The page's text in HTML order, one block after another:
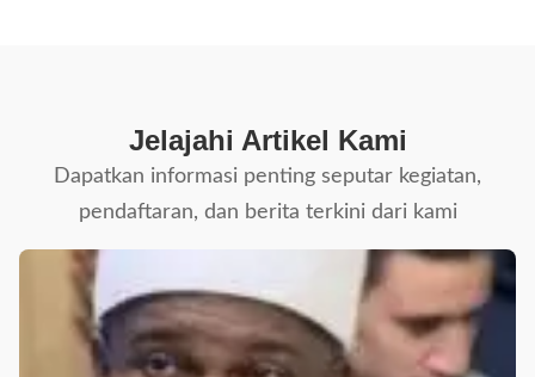
Jelajahi Artikel Kami
Dapatkan informasi penting seputar kegiatan,
pendaftaran, dan berita terkini dari kami